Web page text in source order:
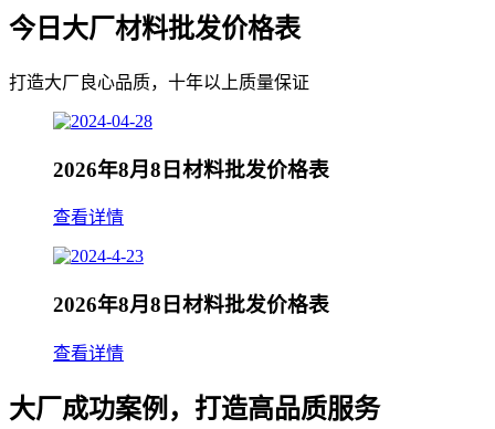
今日大厂材料批发价格表
打造大厂良心品质，十年以上质量保证
2026年8月8日材料批发价格表
查看详情
2026年8月8日材料批发价格表
查看详情
大厂成功案例，打造高品质服务